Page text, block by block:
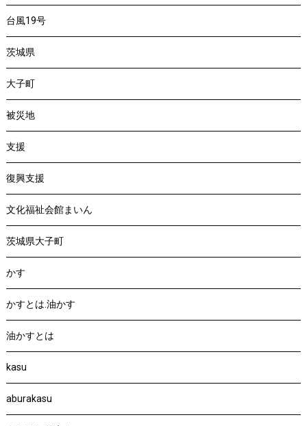
台風19号
茨城県
大子町
被災地
支援
復興支援
文化福祉会館まいん
茨城県大子町
かす
かすとは.油かす
油かすとは
kasu
aburakasu